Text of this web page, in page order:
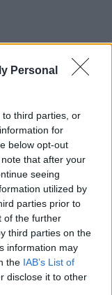
Personal
third parties, or
for
below opt-out
that after your
seeing
utilized by
parties prior to
of the further
third parties on the
information may
the IAB’s List of
disclose it to other